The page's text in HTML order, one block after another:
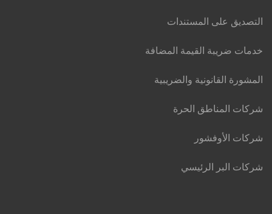
التصديق على المستندات
خدمات ضريبة القيمة المضافة
المشورة القانونية والضريبية
شركات المناطق الحرة
شركات الأوفشور
شركات البر الرئيسي